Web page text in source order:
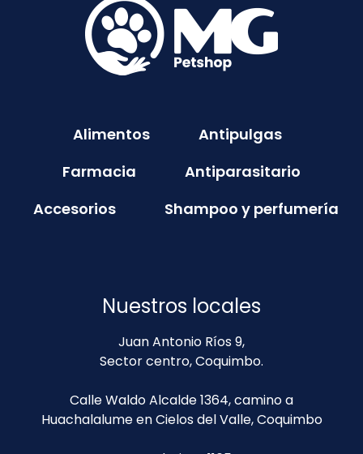
Alimentos
Antipulgas
Farmacia
Antiparasitario
Accesorios
Shampoo y perfumería
Nuestros locales
Juan Antonio Ríos 9,
Sector centro, Coquimbo.
Calle Waldo Alcalde 1364, camino a
Huachalalume en Cielos del Valle, Coquimbo